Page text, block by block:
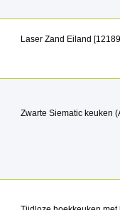
Laser Zand Eiland
Zwarte Siematic keuken